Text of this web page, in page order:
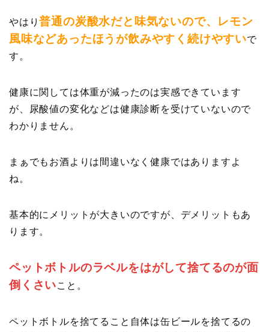
やはり普通の炭酸水だと味気ないので、レモン
風味などあったほうが飲みやすく続けやすいで
す。
健康に関しては体重が減ったのは実感できています
が、尿酸値の変化などは健康診断を受けていないので
わかりません。
まぁでもお酒よりは間違いなく健康ではありますよ
ね。
基本的にメリットが大きいのですが、デメリットもあ
ります。
ペットボトルのラベルをはがして捨てるのが面
倒くさいこと。
ペットボトルを捨てること自体は缶ビールを捨てるの